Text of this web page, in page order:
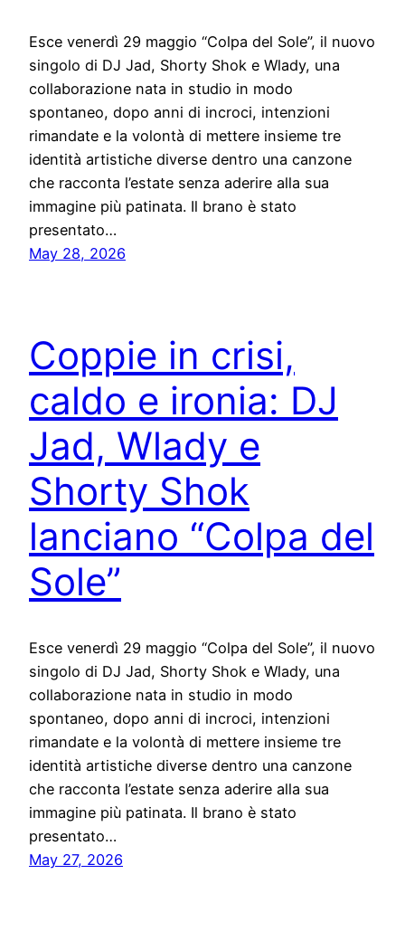
Esce venerdì 29 maggio “Colpa del Sole”, il nuovo
singolo di DJ Jad, Shorty Shok e Wlady, una
collaborazione nata in studio in modo
spontaneo, dopo anni di incroci, intenzioni
rimandate e la volontà di mettere insieme tre
identità artistiche diverse dentro una canzone
che racconta l’estate senza aderire alla sua
immagine più patinata. Il brano è stato
presentato…
May 28, 2026
Coppie in crisi,
caldo e ironia: DJ
Jad, Wlady e
Shorty Shok
lanciano “Colpa del
Sole”
Esce venerdì 29 maggio “Colpa del Sole”, il nuovo
singolo di DJ Jad, Shorty Shok e Wlady, una
collaborazione nata in studio in modo
spontaneo, dopo anni di incroci, intenzioni
rimandate e la volontà di mettere insieme tre
identità artistiche diverse dentro una canzone
che racconta l’estate senza aderire alla sua
immagine più patinata. Il brano è stato
presentato…
May 27, 2026